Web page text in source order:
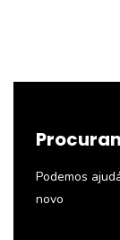
Podemos
novo